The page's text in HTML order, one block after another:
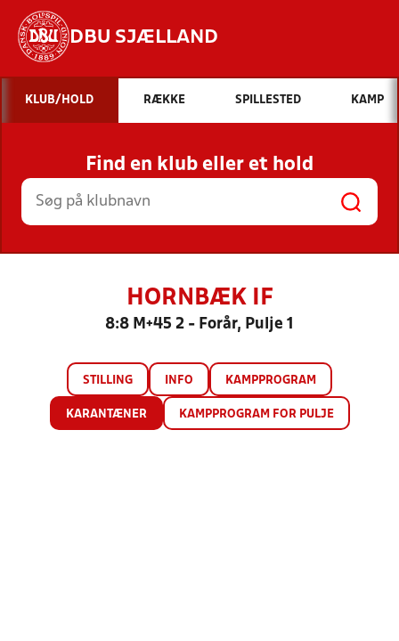
DBU SJÆLLAND
Hvad vil du søge efter?
INDHOLD OG NYHEDER
STILLINGER, RESULTATER, KLUBBER OG
HOLD
KLUB/HOLD RÆKKE SPILLESTED KAMP
Find en klub eller et hold
HORNBÆK IF
8:8 M+45 2 - Forår, Pulje 1
STILLING INFO KAMPPROGRAM
KARANTÆNER KAMPPROGRAM FOR PULJE